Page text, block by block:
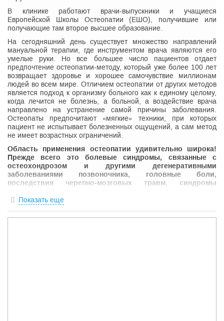
В клинике работают врачи-выпускники и учащиеся
Европейской Школы Остеопатии (ЕШО), получившие или
получающие там второе высшее образование.
На сегодняшний день существует множество направлений
мануальной терапии, где инструментом врача являются его
умелые руки. Но все большее число пациентов отдает
предпочтение остеопатии-методу, который уже более 100 лет
возвращает здоровье и хорошее самочувствие миллионам
людей во всем мире. Отличием остеопатии от других методов
является подход к организму больного как к единому целому,
когда лечится не болезнь, а больной, а воздействие врача
направлено на устранение самой причины заболевания.
Остеопаты предпочитают «мягкие» техники, при которых
пациент не испытывает болезненных ощущений, а сам метод
не имеет возрастных ограничений.
Область применения остеопатии удивительно широка!
Прежде всего это болевые синдромы, связанные с
остеохондрозом и другими дегенеративными
заболеваниями позвоночника, головные боли,
последствия черепно-мозговых травм, синдромы
при искривлениях позвоночника, спортивной травме, в
органов. Остеопатическое лечение показано также при
Показать еще